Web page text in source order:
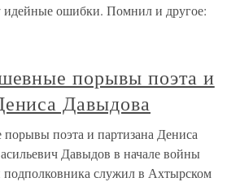
идейные ошибки. Помнил и другое:
порывы поэта и
Давыдова
поэта и партизана Дениса
Давыдов в начале войны
подполковника служил в Ахтырском